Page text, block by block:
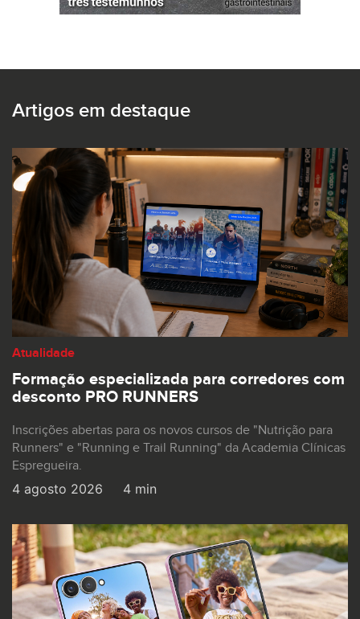
Artigos em destaque
Atualidade
Formação especializada para corredores com
desconto PRO RUNNERS
Inscrições abertas para os novos cursos de "Nutrição para
Runners" e "Running e Trail Running" da Academia Clínicas
Espregueira.
4 agosto 2026 4 min